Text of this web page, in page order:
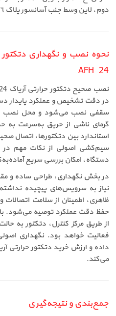
دوم، لاین وسط جنب آسانسور پلاک ٣٦
AFH-24
در دقت تشخیص و عملکرد پایدار
سقفی نصب می‌شود و محل نصب
گرمای ناشی از حریق به‌سرعت به
استاندارد بین دتکتورها، اتصال
دستگاه، امکان بررسی سریع
در بخش نگهداری، طراحی ساده و
نیاز به سرویس‌های پیچیده
ظاهری، اطمینان از سلامت اتصالات
حفظ دقت عملکرد توصیه می‌شود.
از طریق مرکز کنترل، دتکتور به
فعالیت خواهد بود. نگهداری
می‌کند.
جمع‌بندی و نتیجه‌گیری